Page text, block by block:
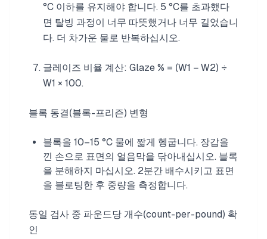
°C 이하를 유지해야 합니다. 5 °C를 초과했다
면 탈빙 과정이 너무 따뜻했거나 너무 길었습니
다. 더 차가운 물로 반복하십시오.
글레이즈 비율 계산: Glaze % = (W1 − W2) ÷
W1 × 100.
블록 동결(블록-프리즌) 변형
블록을 10–15 °C 물에 짧게 헹굽니다. 장갑을
낀 손으로 표면의 얼음막을 닦아내십시오. 블록
을 분해하지 마십시오. 2분간 배수시키고 표면
을 블로팅한 후 중량을 측정합니다.
동일 검사 중 파운드당 개수(count-per-pound) 확
인